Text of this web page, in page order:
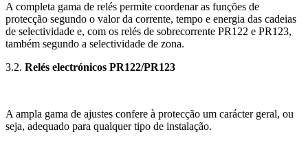
A completa gama de relés permite coordenar as funções de
protecção segundo o valor da corrente, tempo e energia das cadeias
de selectividade e, com os relés de sobrecorrente PR122 e PR123,
também segundo a selectividade de zona.
3.2. Relés electrónicos PR122/PR123
A ampla gama de ajustes confere à protecção um carácter geral, ou
seja, adequado para qualquer tipo de instalação.